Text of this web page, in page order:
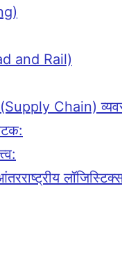
and Rail)
Chain)